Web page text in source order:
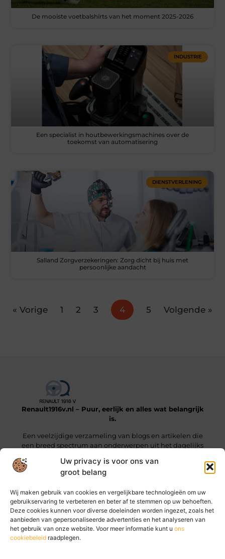
Uw privacy is voor ons van
groot belang
Wij maken gebruik van cookies en vergelijkbare technologieën om uw
gebruikservaring te verbeteren en beter af te stemmen op uw behoeften.
Deze cookies kunnen voor diverse doeleinden worden ingezet, zoals het
aanbieden van gepersonaliseerde advertenties en het analyseren van
het gebruik van onze website. Voor meer informatie kunt u ons
cookiebeleid raadplegen.
De mooiste voetbalshirts van het moment 2025-2026
INDUSTRIE
Een specialist in houtbewerkingsmachines over de
toekomst van automatisering
DIENSTVERLENING
Salland Zorgverzekeringen: Zorg dicht bij huis met
persoonlijke aandacht
« Vorige 1 2 3 4 5 Volgende »
Renault1916v.nl – Puur, eerlijk en alles wat belangrijk
is.
Een veelzijdige verzameling van blogs en artikelen die
een breed spectrum aan onderwerpen uit het dagelijks
Onze informatie
Bericht categorie